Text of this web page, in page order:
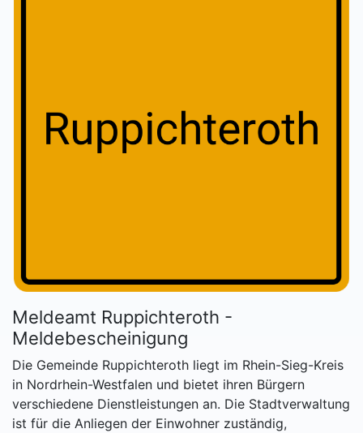
Meldeamt Ruppichteroth -
Meldebescheinigung
Die Gemeinde Ruppichteroth liegt im Rhein-Sieg-Kreis
in Nordrhein-Westfalen und bietet ihren Bürgern
verschiedene Dienstleistungen an. Die Stadtverwaltung
ist für die Anliegen der Einwohner zuständig,